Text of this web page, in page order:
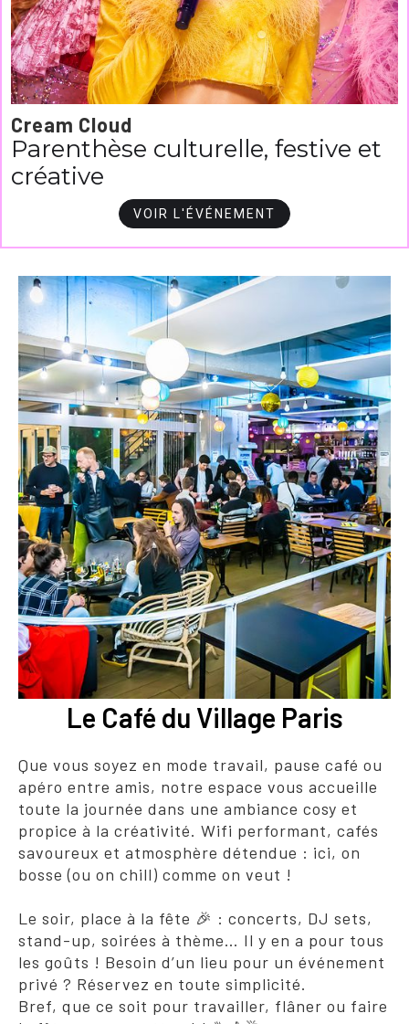
Cream Cloud
Parenthèse culturelle, festive et
créative
VOIR L'ÉVÉNEMENT
Le Café du Village Paris
Que vous soyez en mode travail, pause café ou
apéro entre amis, notre espace vous accueille
toute la journée dans une ambiance cosy et
propice à la créativité. Wifi performant, cafés
savoureux et atmosphère détendue : ici, on
bosse (ou on chill) comme on veut !
Le soir, place à la fête 🎉 : concerts, DJ sets,
stand-up, soirées à thème… Il y en a pour tous
les goûts ! Besoin d’un lieu pour un événement
privé ? Réservez en toute simplicité.
Bref, que ce soit pour travailler, flâner ou faire